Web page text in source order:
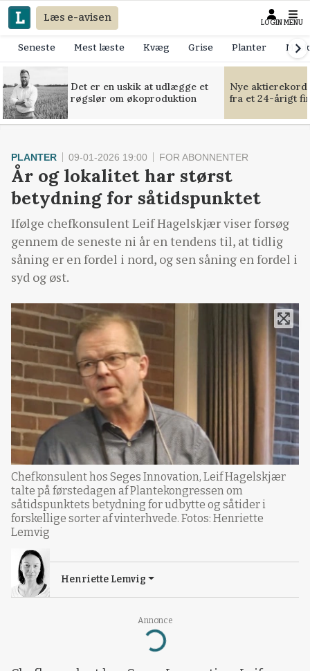
Læs e-avisen LOGIN MENU
Seneste Mest læste Kvæg Grise Planter
Det er en uskik at udlægge et
røgslør om økoproduktion
Nye
fra et 24-årigt
Annonce
Loading...
PLANTER 09-01-2026 19:00 FOR ABONNENTER
År og lokalitet har størst
betydning for såtidspunktet
Ifølge chefkonsulent Leif Hagelskjær viser forsøg
gennem de seneste ni år en tendens til, at tidlig
såning er en fordel i nord, og sen såning en fordel i
syd og øst.
Chefkonsulent hos Seges Innovation, Leif Hagelskjær
talte på førstedagen af Plantekongressen om
såtidspunktets betydning for udbytte og såtider i
forskellige sorter af vinterhvede. Fotos: Henriette
Lemvig
Henriette Lemvig